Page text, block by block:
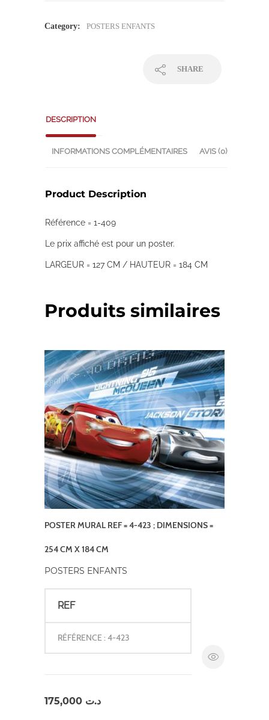
Category: POSTERS ENFANTS
SHARE
DESCRIPTION
INFORMATIONS COMPLÉMENTAIRES AVIS (0)
Product Description
Référence = 1-409
Le prix affiché est pour un poster.
LARGEUR = 127 CM / HAUTEUR = 184 CM
Produits similaires
POSTER MURAL REF = 4-423 ; DIMENSIONS =
254 CM X 184 CM
POSTERS ENFANTS
REF
RÉFÉRENCE : 4-423
د.ت